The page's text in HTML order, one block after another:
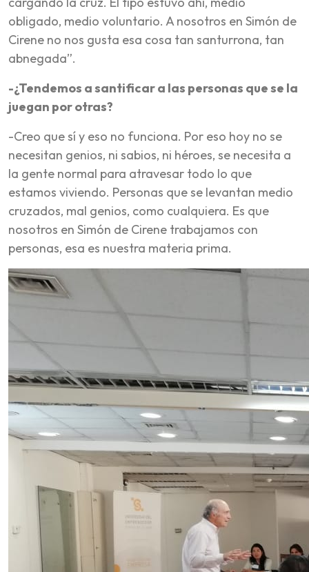
obligado, medio voluntario. A nosotros en Simón de
Cirene no nos gusta esa cosa tan santurrona, tan
abnegada”.
-¿Tendemos a santificar a las personas que se la
juegan por otras?
-Creo que sí y eso no funciona. Por eso hoy no se
necesitan genios, ni sabios, ni héroes, se necesita a
la gente normal para atravesar todo lo que
estamos viviendo. Personas que se levantan medio
cruzados, mal genios, como cualquiera. Es que
nosotros en Simón de Cirene trabajamos con
personas, esa es nuestra materia prima.